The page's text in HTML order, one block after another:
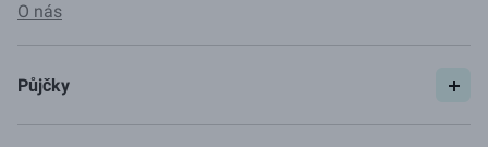
O nás
Půjčky